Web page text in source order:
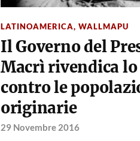
LATINOAMERICA, WALLMAPU
Il Governo del
Macrì rivendica
contro le
originarie
29 Novembre 2016